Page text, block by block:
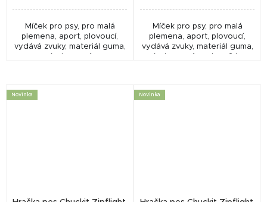
Míček pro psy, pro malá
plemena, aport, plovoucí,
vydává zvuky, materiál guma,
Míček pro psy, pro malá
plemena, aport, plovoucí,
vydává zvuky, materiál guma,
Novinka Novinka